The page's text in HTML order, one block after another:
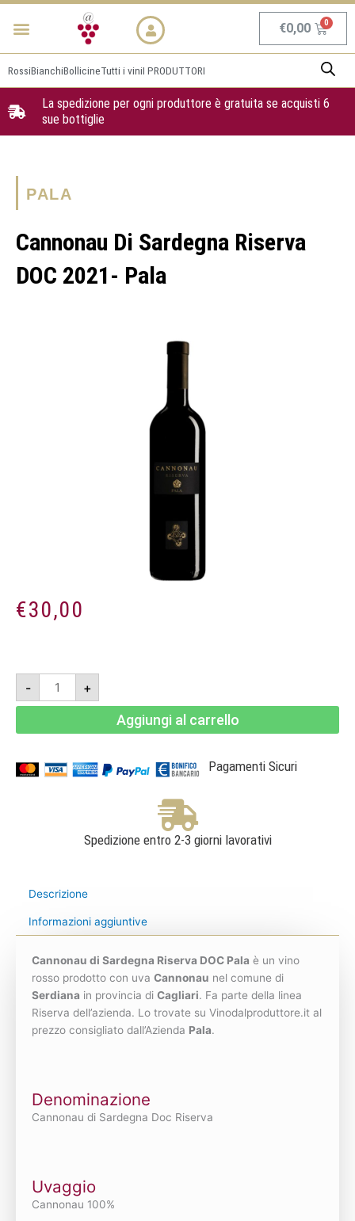
Vai
Menu €0,00
RossiBianchiBollicineTutti i viniI PRODUTTORI
La spedizione per ogni produttore è gratuita se acquisti 6
sue bottiglie
PALA
Cannonau Di Sardegna Riserva
DOC 2021- Pala
€30,00
-
Cannonau
Sardegna
Riserva
+
Aggiungi al carrello
Pagamenti Sicuri
Spedizione entro 2-3 giorni lavorativi
Descrizione
Informazioni aggiuntive
Cannonau di Sardegna Riserva DOC Pala è un vino
rosso prodotto con uva Cannonau nel comune di
Serdiana in provincia di Cagliari. Fa parte della linea
Riserva dell’azienda. Lo trovate su Vinodalproduttore.it al
prezzo consigliato dall’Azienda Pala.
Denominazione
Cannonau di Sardegna Doc Riserva
Uvaggio
Cannonau 100%